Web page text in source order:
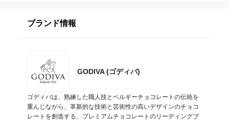
ブランド情報
GODIVA (ゴディバ)
ゴディバは、熟練した職人技とベルギーチョコレートの伝統を
重んじながら、革新的な技術と芸術性の高いデザインのチョコ
レートを創造する、プレミアムチョコレートのリーディングブ